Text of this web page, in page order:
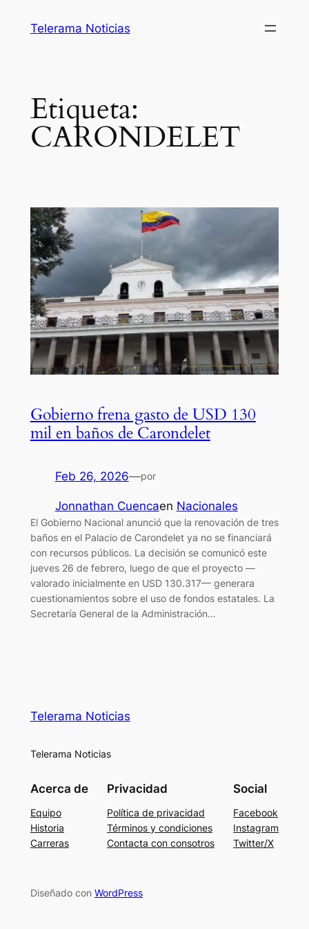
Telerama Noticias
Etiqueta:
CARONDELET
Gobierno frena gasto de USD 130
mil en baños de Carondelet
Feb 26, 2026—por
Jonnathan Cuencaen Nacionales
El Gobierno Nacional anunció que la renovación de tres
baños en el Palacio de Carondelet ya no se financiará
con recursos públicos. La decisión se comunicó este
jueves 26 de febrero, luego de que el proyecto —
valorado inicialmente en USD 130.317— generara
cuestionamientos sobre el uso de fondos estatales. La
Secretaría General de la Administración…
Telerama Noticias
Telerama Noticias
Acerca de
Equipo
Historia
Carreras
Privacidad
Política de privacidad
Términos y condiciones
Contacta con consotros
Social
Facebook
Instagram
Twitter/X
Diseñado con WordPress